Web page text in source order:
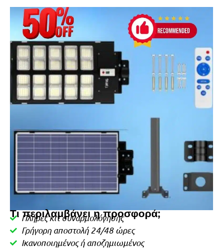
Τι περιλαμβάνει η προσφορά;
Πλήρες κιτ συναρμολόγησης
Γρήγορη αποστολή 24/48 ώρες
Ικανοποιημένος ή αποζημιωμένος